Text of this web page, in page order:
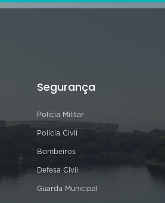
Segurança
Polícia Militar
Polícia Civil
Bombeiros
Defesa Civil
Guarda Municipal